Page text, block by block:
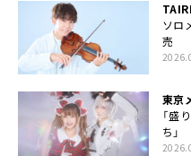
ソロ
売
東京
「盛
ち」